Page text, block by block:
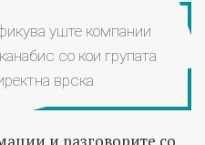
уште компании
со кои групата
врска